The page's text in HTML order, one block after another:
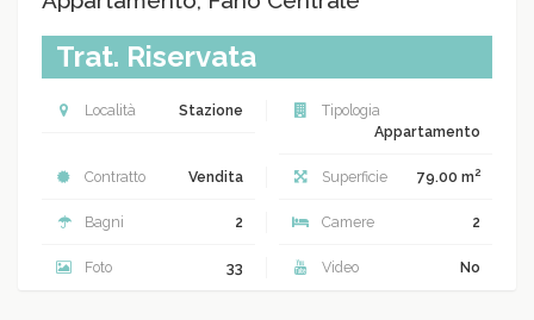
Trat. Riservata
Località Stazione
Tipologia
Appartamento
Contratto Vendita Superficie 79.00 m2
Bagni 2 Camere 2
Foto 33 Video No